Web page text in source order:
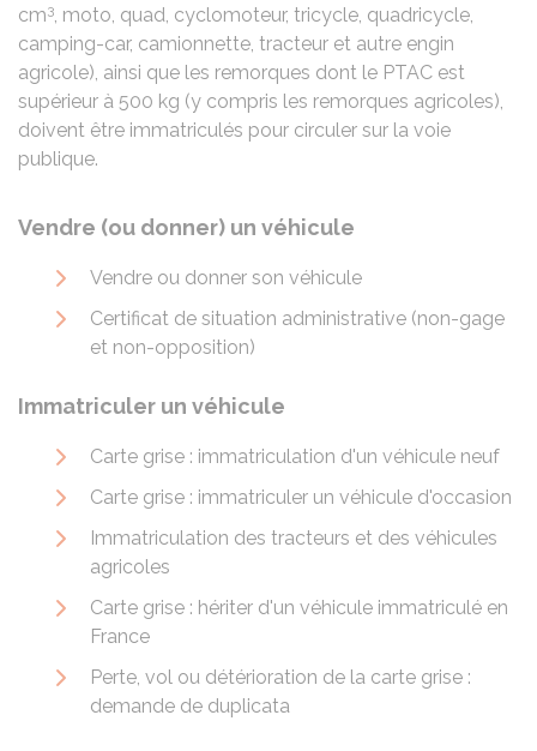
cm3, moto, quad, cyclomoteur, tricycle, quadricycle,
camping-car, camionnette, tracteur et autre engin
agricole), ainsi que les remorques dont le PTAC est
supérieur à 500 kg (y compris les remorques agricoles),
doivent être immatriculés pour circuler sur la voie
publique.
Vendre (ou donner) un véhicule
Vendre ou donner son véhicule
Certificat de situation administrative (non-gage
et non-opposition)
Immatriculer un véhicule
Carte grise : immatriculation d'un véhicule neuf
Carte grise : immatriculer un véhicule d'occasion
Immatriculation des tracteurs et des véhicules
agricoles
Carte grise : hériter d'un véhicule immatriculé en
France
Perte, vol ou détérioration de la carte grise :
demande de duplicata